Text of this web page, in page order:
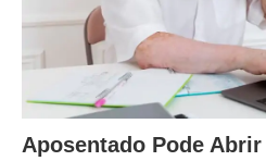
Aposentado Pode